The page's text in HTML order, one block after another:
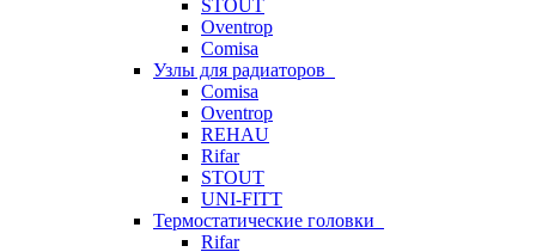
STOUT
Oventrop
Comisa
Узлы для радиаторов
Comisa
Oventrop
REHAU
Rifar
STOUT
UNI-FITT
Термостатические головки
Rifar